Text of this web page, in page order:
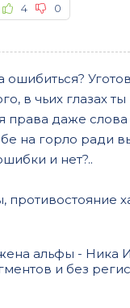
4 0
в чьих глазах
даже слова
на горло ради
и нет?..
противостояние
альфы - Ника
и без